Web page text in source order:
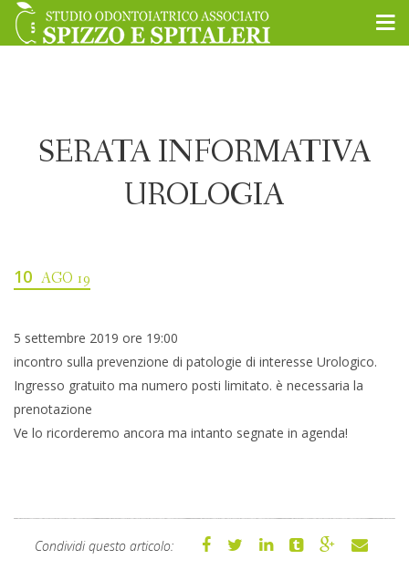
SERATA INFORMATIVA
UROLOGIA
10 AGO 19
5 settembre 2019 ore 19:00
incontro sulla prevenzione di patologie di interesse Urologico.
Ingresso gratuito ma numero posti limitato. è necessaria la
prenotazione
Ve lo ricorderemo ancora ma intanto segnate in agenda!
Condividi questo articolo: